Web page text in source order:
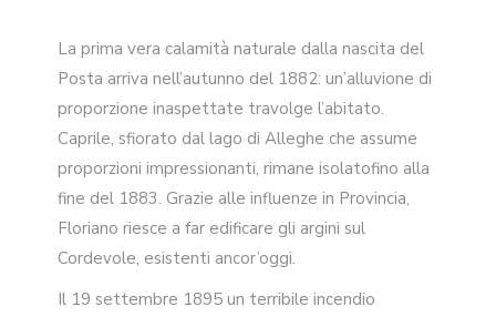
La prima vera calamità naturale dalla nascita del
Posta arriva nell’autunno del 1882: un’alluvione di
proporzione inaspettate travolge l’abitato.
Caprile, sfiorato dal lago di Alleghe che assume
proporzioni impressionanti, rimane isolatofino alla
fine del 1883. Grazie alle influenze in Provincia,
Floriano riesce a far edificare gli argini sul
Cordevole, esistenti ancor’oggi.
Il 19 settembre 1895 un terribile incendio